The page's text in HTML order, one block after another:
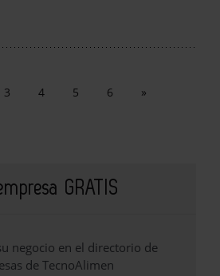
3 4 5 6 »
GRATIS
negocio en el directorio de
de TecnoAlimen